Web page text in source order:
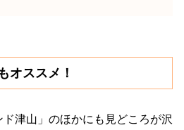
オススメ！
津山」のほかにも見どころが沢